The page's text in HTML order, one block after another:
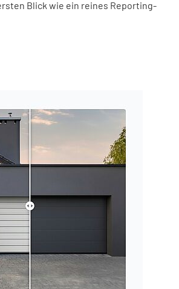
Blick wie ein reines Reporting-